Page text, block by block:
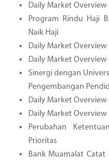
Daily Market Overview
Program Rindu Haji
Naik Haji
Daily Market Overview
Daily Market Overview
Sinergi dengan
Pengembangan
Daily Market Overview
Daily Market Overview
Perubahan
Prioritas
Bank Muamalat Catat